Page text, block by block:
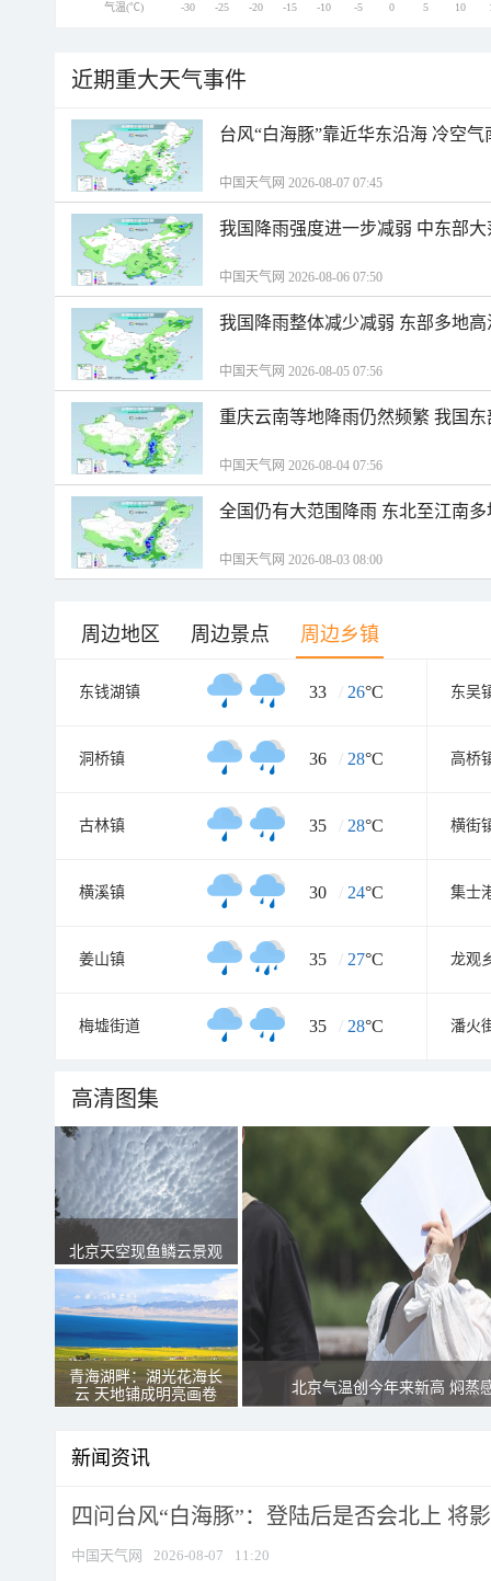
气温(℃) -30 -25 -20 -15 -10 -5 0 5 10
近期重大天气事件
台风“白海豚”靠近华东沿海 冷空
中国天气网 2026-08-07 07:45
我国降雨强度进一步减弱 中东部
中国天气网 2026-08-06 07:50
我国降雨整体减少减弱 东部多地
中国天气网 2026-08-05 07:56
重庆云南等地降雨仍然频繁 我国
中国天气网 2026-08-04 07:56
全国仍有大范围降雨 东北至江南
中国天气网 2026-08-03 08:00
周边地区 周边景点 周边乡镇
东钱湖镇 33 / 26°C 东吴
洞桥镇 36 / 28°C 高桥
古林镇 35 / 28°C 横街
横溪镇 30 / 24°C 集士
姜山镇 35 / 27°C 龙观
梅墟街道 35 / 28°C 潘火
高清图集
北京天空现鱼鳞云景观
青海湖畔：湖光花海长
云 天地铺成明亮画卷
北京气温创今年来新高 焖蒸
新闻资讯
四问台风“白海豚”：登陆后是否会北上 将
中国天气网 2026-08-07 11:20